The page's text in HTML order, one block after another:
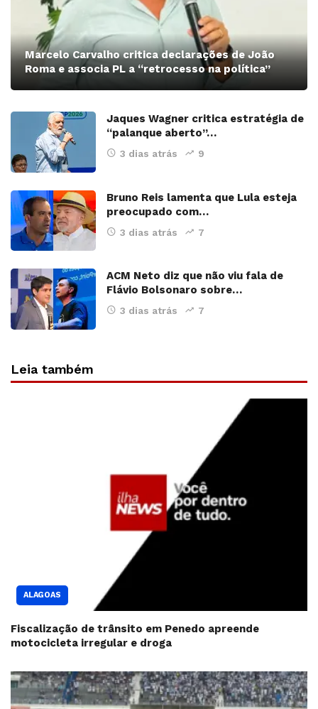
Marcelo Carvalho critica declarações de João
Roma e associa PL a “retrocesso na política”
Jaques Wagner critica estratégia de
“palanque aberto”…
3 dias atrás 9
Bruno Reis lamenta que Lula esteja
preocupado com…
3 dias atrás 7
ACM Neto diz que não viu fala de
Flávio Bolsonaro sobre…
3 dias atrás 7
Leia também
ALAGOAS
Fiscalização de trânsito em Penedo apreende
motocicleta irregular e droga